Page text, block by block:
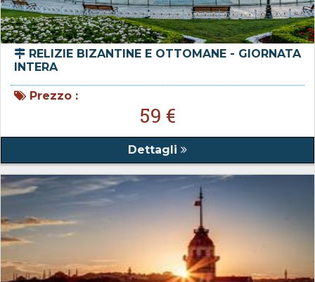
RELIZIE BIZANTINE E OTTOMANE - GIORNATA
INTERA
Prezzo :
59 €
Dettagli